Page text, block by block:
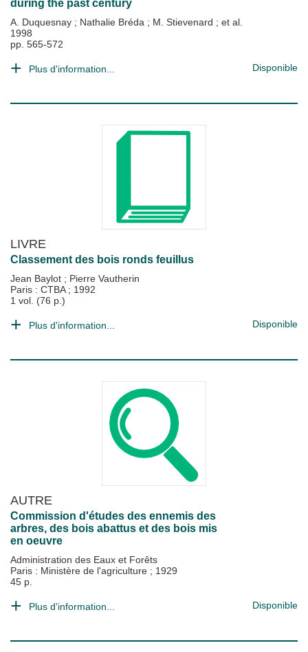
during the past century
A. Duquesnay ; Nathalie Bréda ; M. Stievenard ; et al.
1998
pp. 565-572
Plus d'information... Disponible
LIVRE
Classement des bois ronds feuillus
Jean Baylot ; Pierre Vautherin
Paris : CTBA ; 1992
1 vol. (76 p.)
Plus d'information... Disponible
AUTRE
Commission d'études des ennemis des
arbres, des bois abattus et des bois mis
en oeuvre
Administration des Eaux et Forêts
Paris : Ministère de l'agriculture ; 1929
45 p.
Plus d'information... Disponible